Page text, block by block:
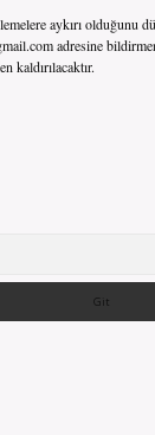
aykırı olduğunu
adresine
kaldırılacaktır.